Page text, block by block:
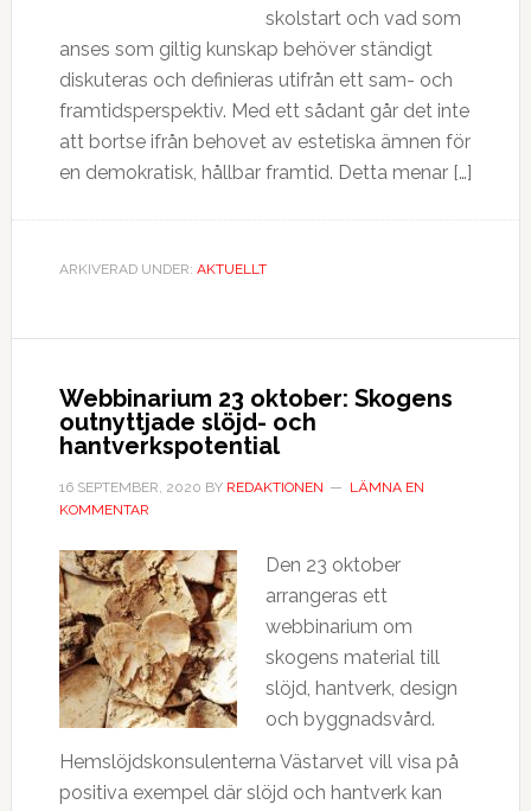
skolstart och vad som
anses som giltig kunskap behöver ständigt
diskuteras och definieras utifrån ett sam- och
framtidsperspektiv. Med ett sådant går det inte
att bortse ifrån behovet av estetiska ämnen för
en demokratisk, hållbar framtid. Detta menar […]
ARKIVERAD UNDER: AKTUELLT
Webbinarium 23 oktober: Skogens
outnyttjade slöjd- och
hantverkspotential
16 SEPTEMBER, 2020 BY REDAKTIONEN
LÄMNA EN
KOMMENTAR
Den 23 oktober
arrangeras ett
webbinarium om
skogens material till
slöjd, hantverk, design
och byggnadsvård.
Hemslöjdskonsulenterna Västarvet vill visa på
positiva exempel där slöjd och hantverk kan